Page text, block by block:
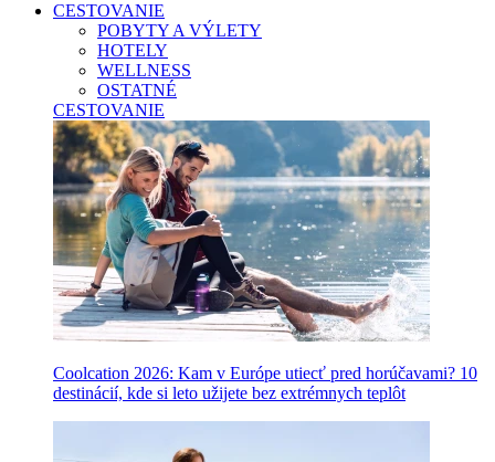
CESTOVANIE
POBYTY A VÝLETY
HOTELY
WELLNESS
OSTATNÉ
CESTOVANIE
Coolcation 2026: Kam v Európe utiecť pred horúčavami? 10
destinácií, kde si leto užijete bez extrémnych teplôt